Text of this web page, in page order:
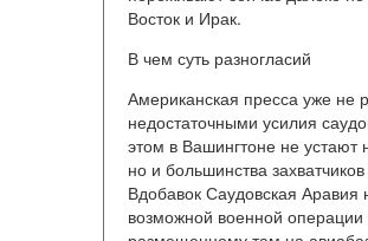
Восток и Ирак.
В чем суть разногласий
Американская пресса уже не
недостаточными усилия
этом в Вашингтоне не
но и большинства
Вдобавок Саудовская Аравия
возможной военной